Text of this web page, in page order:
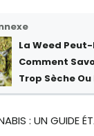
La Weed Peut-
Comment
Trop Sèche
: UN GUIDE